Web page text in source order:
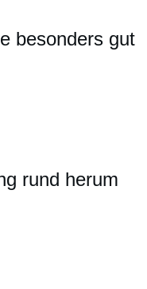
besonders gut
rund herum